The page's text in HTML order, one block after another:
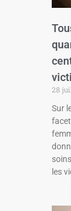
28
Sur
les